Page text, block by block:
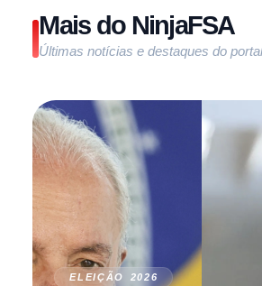
Mais do NinjaFSA
Últimas notícias e destaques do
ELEIÇÃO 2026